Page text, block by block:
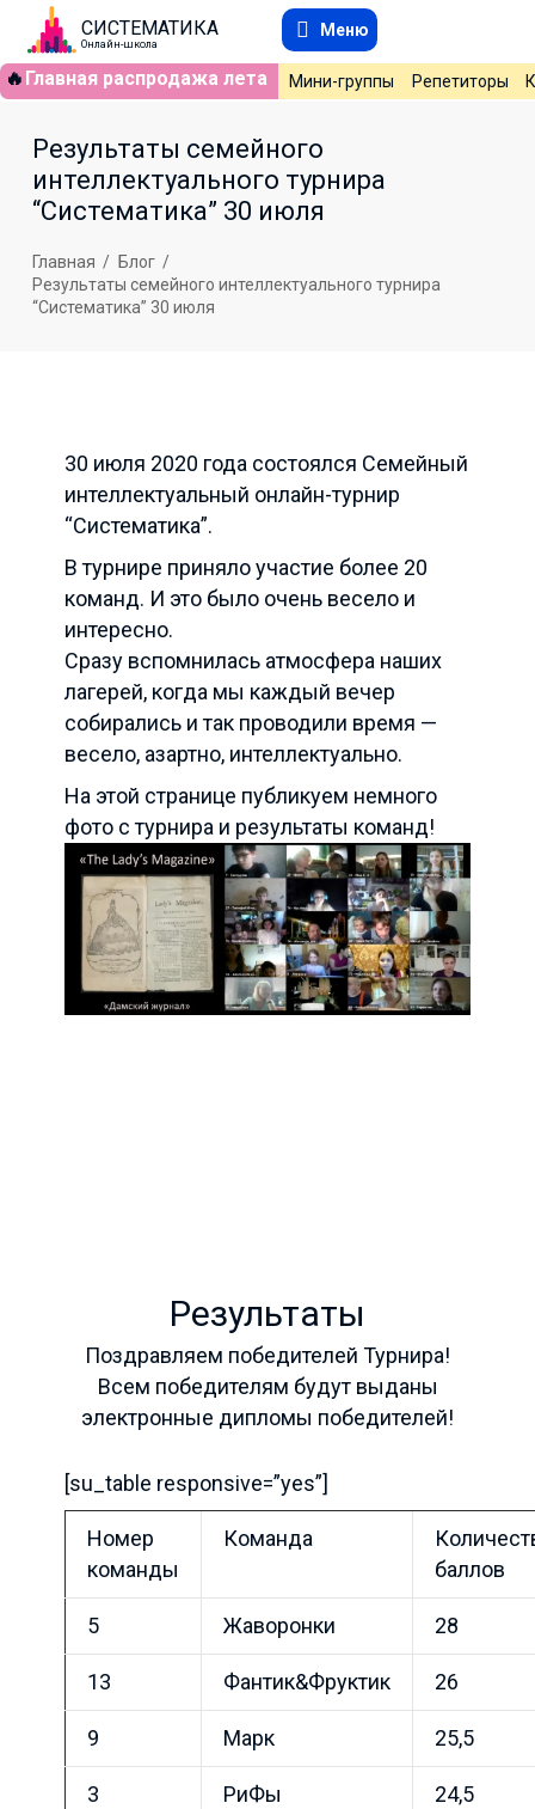
СИСТЕМАТИКА
Онлайн-школа
Меню
🔥 Главная распродажа лета Мини-группы Репетиторы
Результаты семейного
интеллектуального турнира
“Систематика” 30 июля
Главная / Блог /
Результаты семейного интеллектуального турнира
“Систематика” 30 июля
30 июля 2020 года состоялся Семейный
интеллектуальный онлайн-турнир
“Систематика”.
В турнире приняло участие более 20
команд. И это было очень весело и
интересно.
Сразу вспомнилась атмосфера наших
лагерей, когда мы каждый вечер
собирались и так проводили время —
весело, азартно, интеллектуально.
На этой странице публикуем немного
фото с турнира и результаты команд!
Результаты
Поздравляем победителей Турнира!
Всем победителям будут выданы
электронные дипломы победителей!
[su_table responsive=”yes”]
Номер
команды
Команда
баллов
5 Жаворонки 28
13 Фантик&Фруктик 26
9 Марк 25,5
3 РиФы 24,5